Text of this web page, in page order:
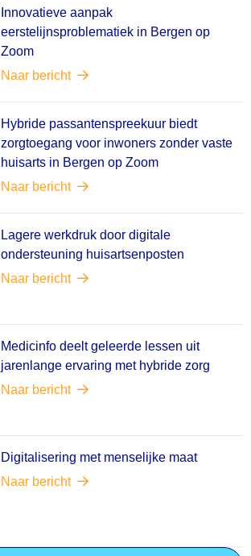
Innovatieve aanpak
eerstelijnsproblematiek in Bergen op
Zoom
Naar bericht
Hybride passantenspreekuur biedt
zorgtoegang voor inwoners zonder vaste
huisarts in Bergen op Zoom
Naar bericht
Lagere werkdruk door digitale
ondersteuning huisartsenposten
Naar bericht
Medicinfo deelt geleerde lessen uit
jarenlange ervaring met hybride zorg
Naar bericht
Digitalisering met menselijke maat
Naar bericht